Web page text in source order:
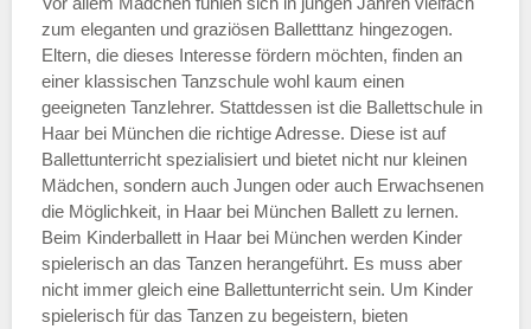
ÖFFNUNGSZEITEN HINZUFÜGEN
Freitag
—
ÖFFNUNGSZEITEN HINZUFÜGEN
Samstag
zum eleganten und graziösen Balletttanz hingezogen.
Eltern, die dieses Interesse fördern möchten, finden an
einer klassischen Tanzschule wohl kaum einen
geeigneten Tanzlehrer. Stattdessen ist die Ballettschule in
Haar bei München die richtige Adresse. Diese ist auf
Ballettunterricht spezialisiert und bietet nicht nur kleinen
Mädchen, sondern auch Jungen oder auch Erwachsenen
die Möglichkeit, in Haar bei München Ballett zu lernen.
Beim Kinderballett in Haar bei München werden Kinder
spielerisch an das Tanzen herangeführt. Es muss aber
nicht immer gleich eine Ballettunterricht sein. Um Kinder
spielerisch für das Tanzen zu begeistern, bieten